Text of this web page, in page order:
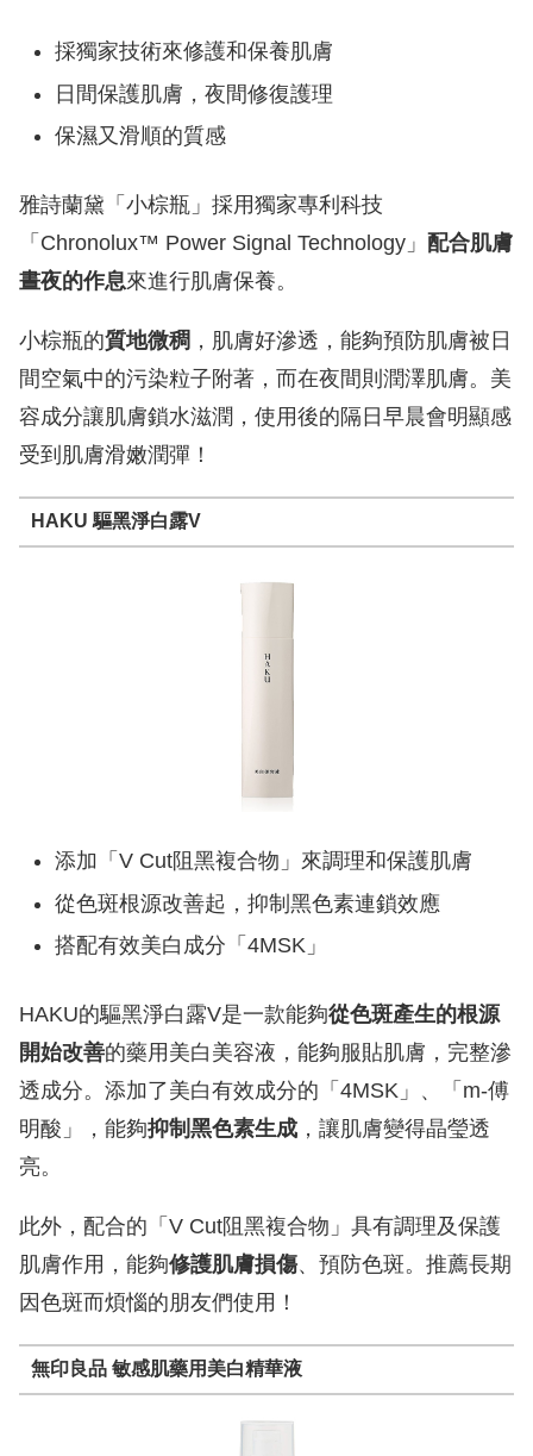
採獨家技術來修護和保養肌膚
日間保護肌膚，夜間修復護理
保濕又滑順的質感
雅詩蘭黛「小棕瓶」採用獨家專利科技
「Chronolux™ Power Signal Technology」 配合肌膚
晝夜的作息來進行肌膚保養。
小棕瓶的質地微稠 ，肌膚好滲透，能夠預防肌膚被日
間空氣中的污染粒子附著，而在夜間則潤澤肌膚。美
容成分讓肌膚鎖水滋潤，使用後的隔日早晨會明顯感
受到肌膚滑嫩潤彈！
HAKU 驅黑淨白露V
添加「V Cut阻黑複合物」來調理和保護肌膚
從色斑根源改善起，抑制黑色素連鎖效應
搭配有效美白成分「4MSK」
HAKU的驅黑淨白露V是一款能夠從色斑產生的根源
開始改善的藥用美白美容液，能夠服貼肌膚，完整滲
透成分。添加了美白有效成分的「4MSK」、「m-傅
明酸」，能夠抑制黑色素生成 ，讓肌膚變得晶瑩透
亮。
此外，配合的「V Cut阻黑複合物」具有調理及保護
肌膚作用，能夠修護肌膚損傷、預防色斑。推薦長期
因色斑而煩惱的朋友們使用！
無印良品 敏感肌藥用美白精華液